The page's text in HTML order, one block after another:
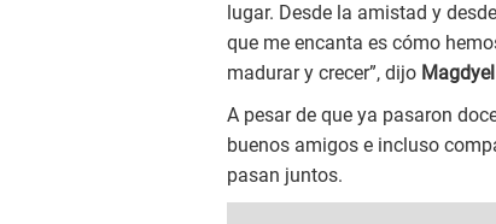
lugar. Desde la amistad y
que me encanta es cómo
madurar y crecer”, dijo
A pesar de que ya pasaron
buenos amigos e incluso
pasan juntos.